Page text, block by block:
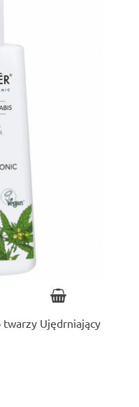
twarzy Ujędrniający